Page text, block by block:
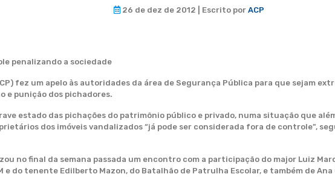
26 de dez de 2012 | Escrito por ACP
penalizando a sociedade
fez um apelo às autoridades da área de Segurança Pública para que sejam
e punição dos pichadores.
estado das pichações do patrimônio público e privado, numa situação que
dos imóveis vandalizados “já pode ser considerada fora de controle”,
no final da semana passada um encontro com a participação do major Luiz
e do tenente Edilberto Mazon, do Batalhão de Patrulha Escolar, e também de Ana